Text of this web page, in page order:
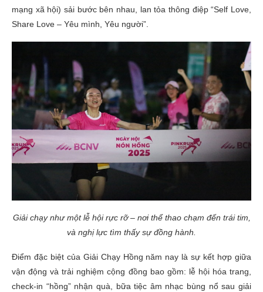
mạng xã hội) sải bước bên nhau, lan tỏa thông điệp “Self Love,
Share Love – Yêu mình, Yêu người”.
Giải chạy như một lễ hội rực rỡ – nơi thể thao chạm đến trái tim,
và nghị lực tìm thấy sự đồng hành.
Điểm đặc biệt của Giải Chạy Hồng năm nay là sự kết hợp giữa
vận động và trải nghiệm cộng đồng bao gồm: lễ hội hóa trang,
check-in “hồng” nhận quà, bữa tiệc âm nhạc bùng nổ sau giải